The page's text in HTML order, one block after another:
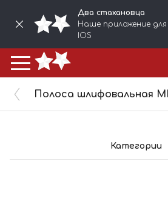
Два стахановца
Наше приложение
IOS
Категории